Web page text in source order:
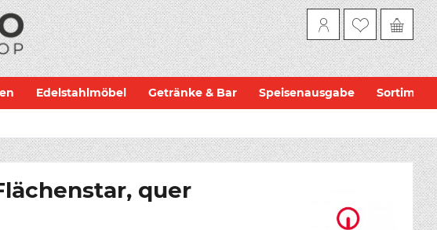
Edelstahlmöbel Getränke & Bar Speisenausgabe
quer